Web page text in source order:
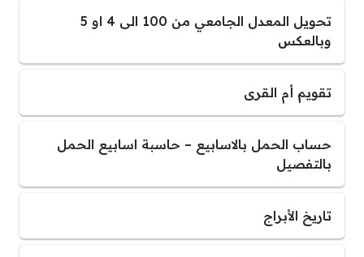
تحويل المعدل الجامعي من 100 الى 4 او 5
وبالعكس
تقويم أم القرى
حساب الحمل بالاسابيع – حاسبة اسابيع الحمل
بالتفصيل
تاريخ الأبراج